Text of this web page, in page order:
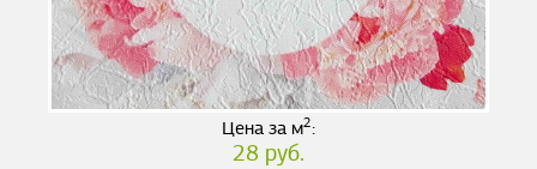
Цена за м2:
28 руб.